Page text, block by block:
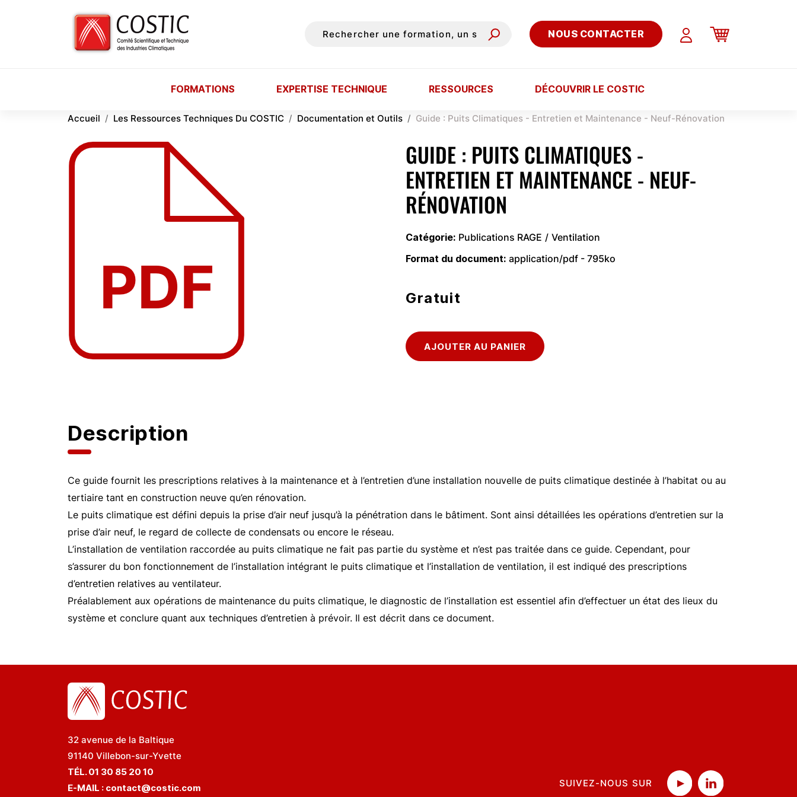
NOUS CONTACTER
FORMATIONS EXPERTISE TECHNIQUE RESSOURCES DÉCOUVRIR LE COSTIC
Accueil Les Ressources Techniques Du COSTIC Documentation et Outils Guide : Puits Climatiques - Entretien et Maintenance - Neuf-Rénovation
GUIDE : PUITS CLIMATIQUES -
ENTRETIEN ET MAINTENANCE - NEUF-
RÉNOVATION
Catégorie Publications RAGE
Ventilation
Format du document application/pdf - 795ko
Gratuit
Description
Ce guide fournit les prescriptions relatives à la maintenance et à l’entretien d’une installation nouvelle de puits climatique destinée à l’habitat ou au
tertiaire tant en construction neuve qu’en rénovation.
Le puits climatique est défini depuis la prise d’air neuf jusqu’à la pénétration dans le bâtiment. Sont ainsi détaillées les opérations d’entretien sur la
prise d’air neuf, le regard de collecte de condensats ou encore le réseau.
L’installation de ventilation raccordée au puits climatique ne fait pas partie du système et n’est pas traitée dans ce guide. Cependant, pour
s’assurer du bon fonctionnement de l’installation intégrant le puits climatique et l’installation de ventilation, il est indiqué des prescriptions
d’entretien relatives au ventilateur.
Préalablement aux opérations de maintenance du puits climatique, le diagnostic de l’installation est essentiel afin d’effectuer un état des lieux du
système et conclure quant aux techniques d’entretien à prévoir. Il est décrit dans ce document.
32 avenue de la Baltique
91140 Villebon-sur-Yvette
TÉL. 01 30 85 20 10
E-MAIL : contact@costic.com SUIVEZ-NOUS SUR